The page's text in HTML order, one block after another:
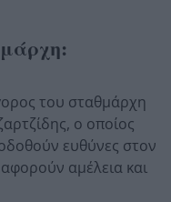
του σταθμάρχη
ο οποίος
ευθύνες στον
αμέλεια και